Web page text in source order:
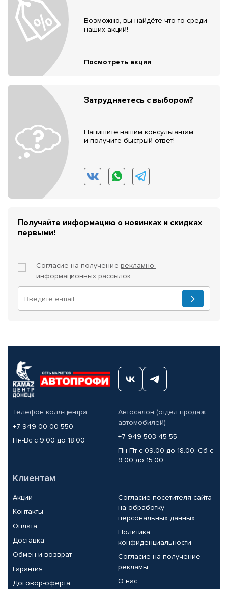
Возможно, вы найдёте что-то среди
наших акций!
Посмотреть акции
Затрудняетесь с выбором?
Напишите нашим консультантам
и получите быстрый ответ!
Получайте информацию о новинках и скидках
первыми!
Согласие на получение рекламно-
информационных рассылок
Телефон колл-центра
+7 949 00-00-550
Пн-Вс с 9.00 до 18.00
Автосалон (отдел продаж
автомобилей)
+7 949 503-45-55
Пн-Пт с 09.00 до 18.00, Сб с
9.00 до 15.00
Клиентам
Акции
Контакты
Оплата
Доставка
Обмен и возврат
Гарантия
Договор-оферта
Согласие посетителя сайта
на обработку
персональных данных
Политика
конфиденциальности
Согласие на получение
рекламы
О нас